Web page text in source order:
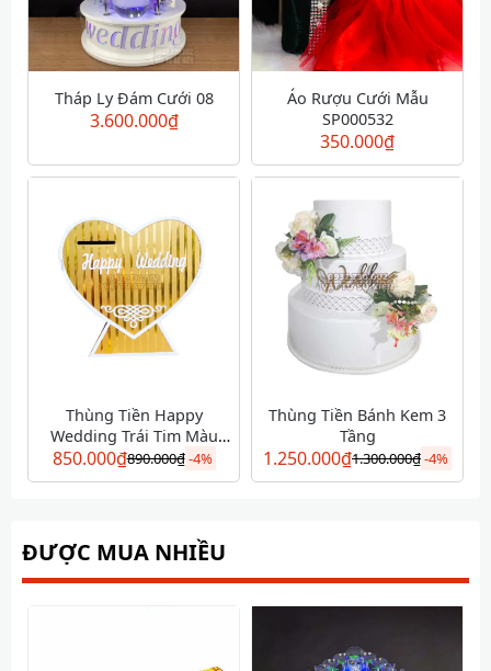
Tháp Ly Đám Cưới 08
3.600.000₫
Áo Rượu Cưới Mẫu
SP000532
350.000₫
Thùng Tiền Happy
Wedding Trái Tim Màu
Vàng
850.000₫890.000₫-4%
Thùng Tiền Bánh Kem 3
Tầng
1.250.000₫1.300.000₫-4%
ĐƯỢC MUA NHIỀU